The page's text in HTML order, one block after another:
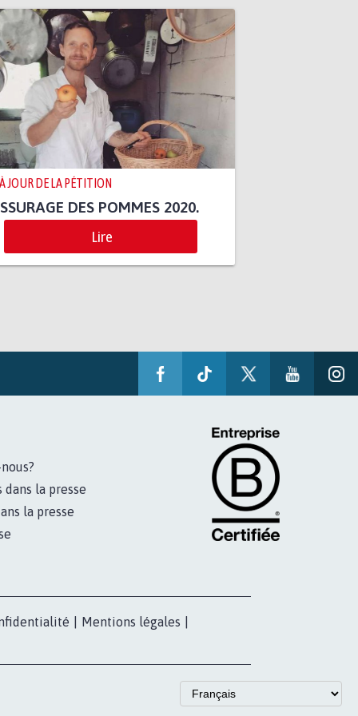
JOUR DE LA PÉTITION
DES POMMES 2020.
Lire
la presse
la presse
Mentions légales